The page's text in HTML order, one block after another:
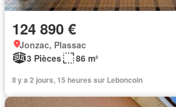
124 890 €
Jonzac, Plassac
3 Pièces
86 m²
Il y a 2 jours, 15 heures sur Leboncoin